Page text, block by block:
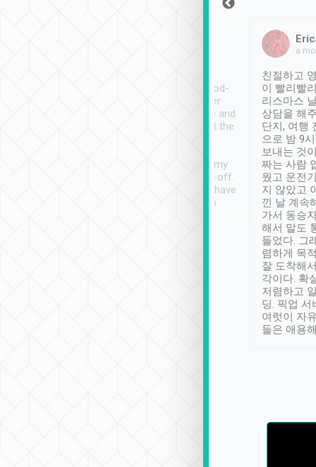
service, vehicles in good-
condition and the driver
service was awesome and
thoughtful. Driver went the
have safely arrived at my
destination after drop-off.
Definitely something I have
not seen elsewhere 👍
a
친절하고
이 빨리빨
리스마스
상담을 해
단지, 여행
으로 밤 9
보내는 것
짜는 사람
웠고 운전
지 않았고
낀 날 계속
가서 동승
해서 말도
들었다. 그
렴하게 목
잘 도착해
각이다. 확
저렴하고
딩. 픽업 서
여럿이 자
들은 애용